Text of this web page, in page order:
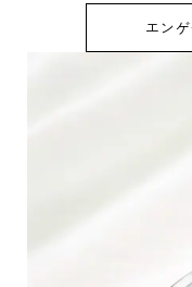
エン